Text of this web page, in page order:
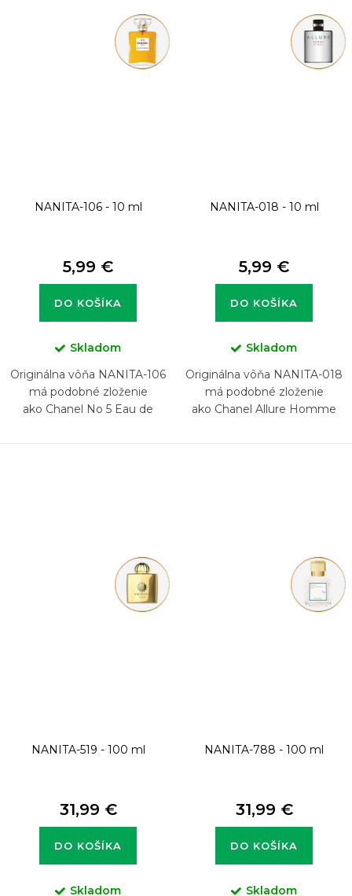
NANITA-106 - 10 ml
5,99 €
DO KOŠÍKA
Skladom
Originálna vôňa NANITA-106
má podobné zloženie
ako Chanel No 5 Eau de
NANITA-018 - 10 ml
5,99 €
DO KOŠÍKA
Skladom
Originálna vôňa NANITA-018
má podobné zloženie
ako Chanel Allure Homme
NANITA-519 - 100 ml
31,99 €
DO KOŠÍKA
Skladom
NANITA-788 - 100 ml
31,99 €
DO KOŠÍKA
Skladom